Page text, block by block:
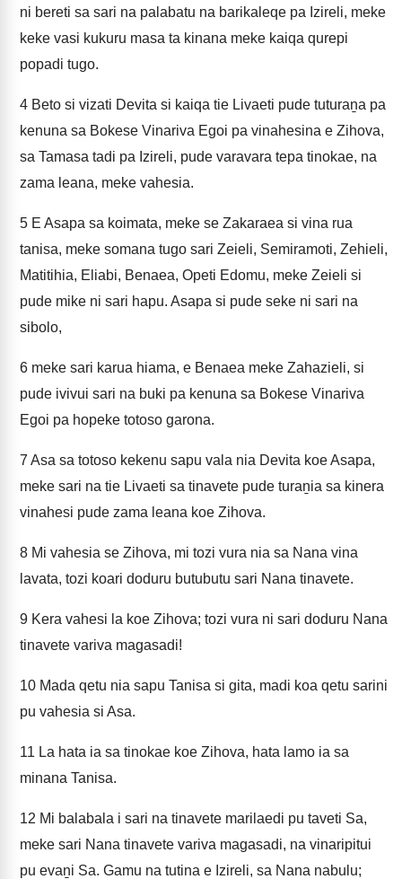
ni bereti sa sari na palabatu na barikaleqe pa Izireli, meke
keke vasi kukuru masa ta kinana meke kaiqa qurepi
popadi tugo.
4 Beto si vizati Devita si kaiqa tie Livaeti pude tuturaṉa pa
kenuna sa Bokese Vinariva Egoi pa vinahesina e Zihova,
sa Tamasa tadi pa Izireli, pude varavara tepa tinokae, na
zama leana, meke vahesia.
5 E Asapa sa koimata, meke se Zakaraea si vina rua
tanisa, meke somana tugo sari Zeieli, Semiramoti, Zehieli,
Matitihia, Eliabi, Benaea, Opeti Edomu, meke Zeieli si
pude mike ni sari hapu. Asapa si pude seke ni sari na
sibolo,
6 meke sari karua hiama, e Benaea meke Zahazieli, si
pude ivivui sari na buki pa kenuna sa Bokese Vinariva
Egoi pa hopeke totoso garona.
7 Asa sa totoso kekenu sapu vala nia Devita koe Asapa,
meke sari na tie Livaeti sa tinavete pude turaṉia sa kinera
vinahesi pude zama leana koe Zihova.
8 Mi vahesia se Zihova, mi tozi vura nia sa Nana vina
lavata, tozi koari doduru butubutu sari Nana tinavete.
9 Kera vahesi la koe Zihova; tozi vura ni sari doduru Nana
tinavete variva magasadi!
10 Mada qetu nia sapu Tanisa si gita, madi koa qetu sarini
pu vahesia si Asa.
11 La hata ia sa tinokae koe Zihova, hata lamo ia sa
minana Tanisa.
12 Mi balabala i sari na tinavete marilaedi pu taveti Sa,
meke sari Nana tinavete variva magasadi, na vinaripitui
pu evaṉi Sa. Gamu na tutina e Izireli, sa Nana nabulu;